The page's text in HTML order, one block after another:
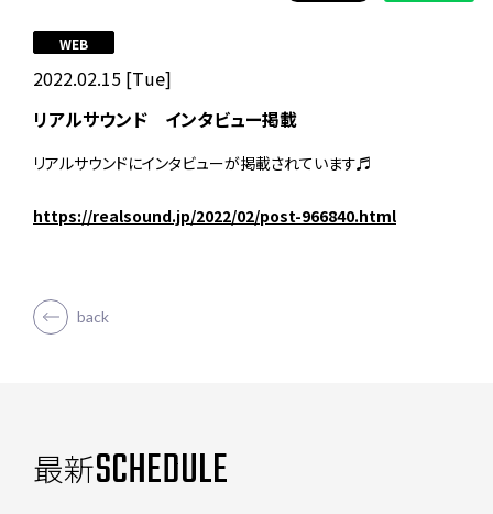
2022.02.15 [Tue]
WEB
リアルサウンド インタビュー掲載
リアルサウンドにインタビューが掲載されています♬
https://realsound.jp/2022/02/post-966840.html
back
最新SCHEDULE